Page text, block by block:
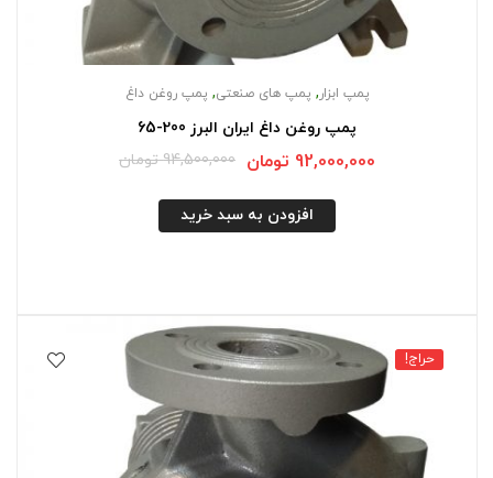
پمپ ابزار , پمپ های صنعتی, پمپ روغن داغ
پمپ روغن داغ ایران البرز 200-65
94,500,000 تومان 92,000,000 تومان
افزودن به سبد خرید
حراج!